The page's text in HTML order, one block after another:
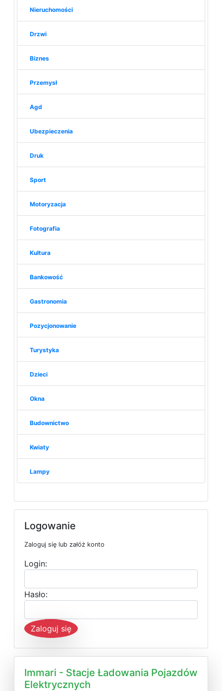
Nieruchomości
Drzwi
Biznes
Przemysł
Agd
Ubezpieczenia
Druk
Sport
Motoryzacja
Fotografia
Kultura
Bankowość
Gastronomia
Pozycjonowanie
Turystyka
Dzieci
Okna
Budownictwo
Kwiaty
Lampy
Logowanie
Zaloguj się lub załóż konto
Login:
Hasło:
Zaloguj się
Immari - Stacje Ładowania Pojazdów
Elektrycznych